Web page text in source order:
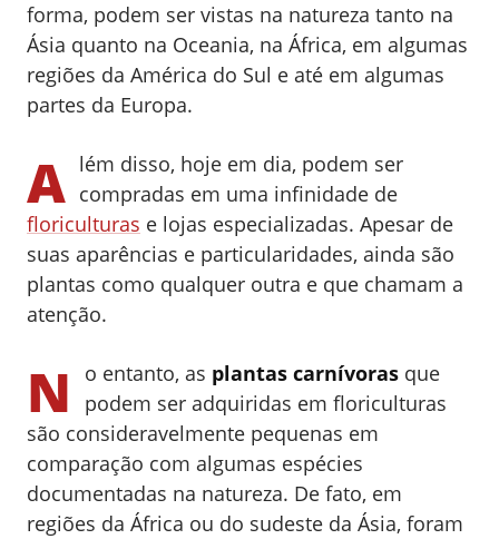
forma, podem ser vistas na natureza tanto na
Ásia quanto na Oceania, na África, em algumas
regiões da América do Sul e até em algumas
partes da Europa.
A lém disso, hoje em dia, podem ser
compradas em uma infinidade de
floriculturas e lojas especializadas. Apesar de
suas aparências e particularidades, ainda são
plantas como qualquer outra e que chamam a
atenção.
N o entanto, as plantas carnívoras que
podem ser adquiridas em floriculturas
são consideravelmente pequenas em
comparação com algumas espécies
documentadas na natureza. De fato, em
regiões da África ou do sudeste da Ásia, foram